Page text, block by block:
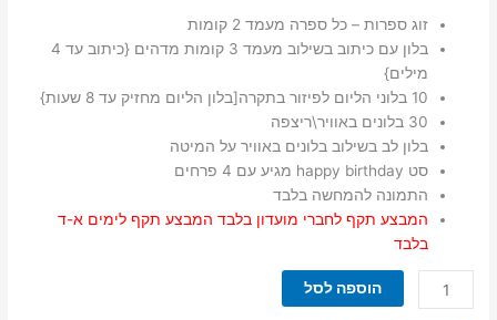
זוג ספרות – כל ספרה מעמד 2 קומות
בלון עם כיתוב בשילוב מעמד 3 קומות מדהים {כיתוב עד 4
מילים}
10 בלוני הליום לפיזור בתקרה[בלון הליום מחזיק עד 8 שעות}
30 בלונים באוויר\ריצפה
בלון לב בשילוב בלונים באוויר על המיטה
סט happy birthday מגיע עם 4 פרחים
התמונה להמחשה בלבד
המבצע תקף לחברי מועדון בלבד המבצע תקף לימים א-ד
בלבד
כמות
של
הוספה לסל